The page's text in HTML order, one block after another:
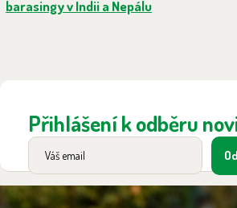
barasingy v Indii a Nepálu
Přihlášení k odběru